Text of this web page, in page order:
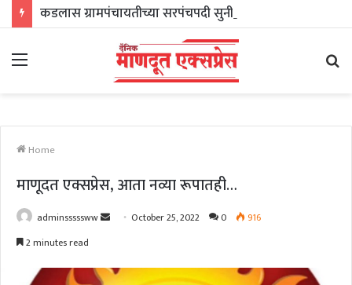
Menu
Home
माणूदत एक्सप्रेस, आता नव्या रूपातही…
adminsssssww
Send October 25, 2022 0
916
2 minutes read